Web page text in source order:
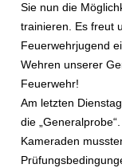
Sie nun die
trainieren. Es freut
Feuerwehrjugend
Wehren unserer
Feuerwehr!
Am letzten
die
Kameraden